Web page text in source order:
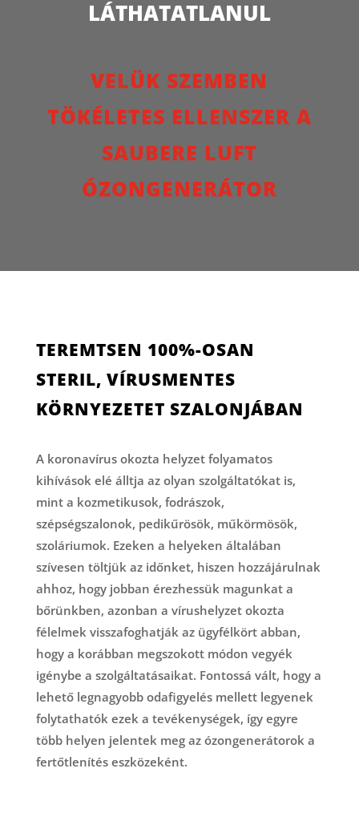
LÁTHATATLANUL
VELÜK SZEMBEN
TÖKÉLETES ELLENSZER A
SAUBERE LUFT
ÓZONGENERÁTOR
TEREMTSEN 100%-OSAN
STERIL, VÍRUSMENTES
KÖRNYEZETET SZALONJÁBAN
A koronavírus okozta helyzet folyamatos
kihívások elé álltja az olyan szolgáltatókat is,
mint a kozmetikusok, fodrászok,
szépségszalonok, pedikűrösök, műkörmösök,
szoláriumok. Ezeken a helyeken általában
szívesen töltjük az időnket, hiszen hozzájárulnak
ahhoz, hogy jobban érezhessük magunkat a
bőrünkben, azonban a vírushelyzet okozta
félelmek visszafoghatják az ügyfélkört abban,
hogy a korábban megszokott módon vegyék
igénybe a szolgáltatásaikat. Fontossá vált, hogy a
lehető legnagyobb odafigyelés mellett legyenek
folytathatók ezek a tevékenységek, így egyre
több helyen jelentek meg az ózongenerátorok a
fertőtlenítés eszközeként.